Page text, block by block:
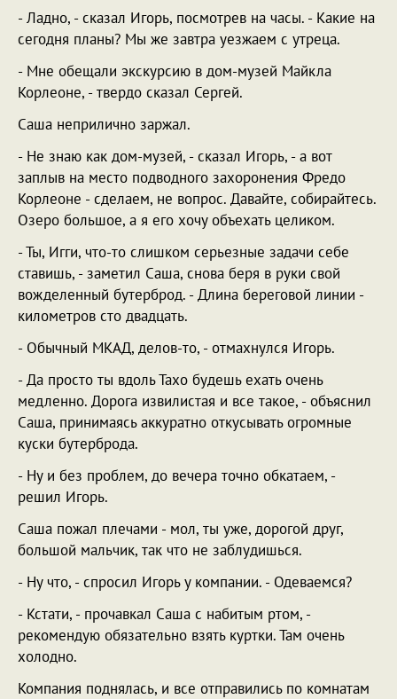
- Ладно, - сказал Игорь, посмотрев на часы. - Какие на
сегодня планы? Мы же завтра уезжаем с утреца.
- Мне обещали экскурсию в дом-музей Майкла
Корлеоне, - твердо сказал Сергей.
Саша неприлично заржал.
- Не знаю как дом-музей, - сказал Игорь, - а вот
заплыв на место подводного захоронения Фредо
Корлеоне - сделаем, не вопрос. Давайте, собирайтесь.
Озеро большое, а я его хочу объехать целиком.
- Ты, Игги, что-то слишком серьезные задачи себе
ставишь, - заметил Саша, снова беря в руки свой
вожделенный бутерброд. - Длина береговой линии -
километров сто двадцать.
- Обычный МКАД, делов-то, - отмахнулся Игорь.
- Да просто ты вдоль Тахо будешь ехать очень
медленно. Дорога извилистая и все такое, - объяснил
Саша, принимаясь аккуратно откусывать огромные
куски бутерброда.
- Ну и без проблем, до вечера точно обкатаем, -
решил Игорь.
Саша пожал плечами - мол, ты уже, дорогой друг,
большой мальчик, так что не заблудишься.
- Ну что, - спросил Игорь у компании. - Одеваемся?
- Кстати, - прочавкал Саша с набитым ртом, -
рекомендую обязательно взять куртки. Там очень
холодно.
Компания поднялась, и все отправились по комнатам